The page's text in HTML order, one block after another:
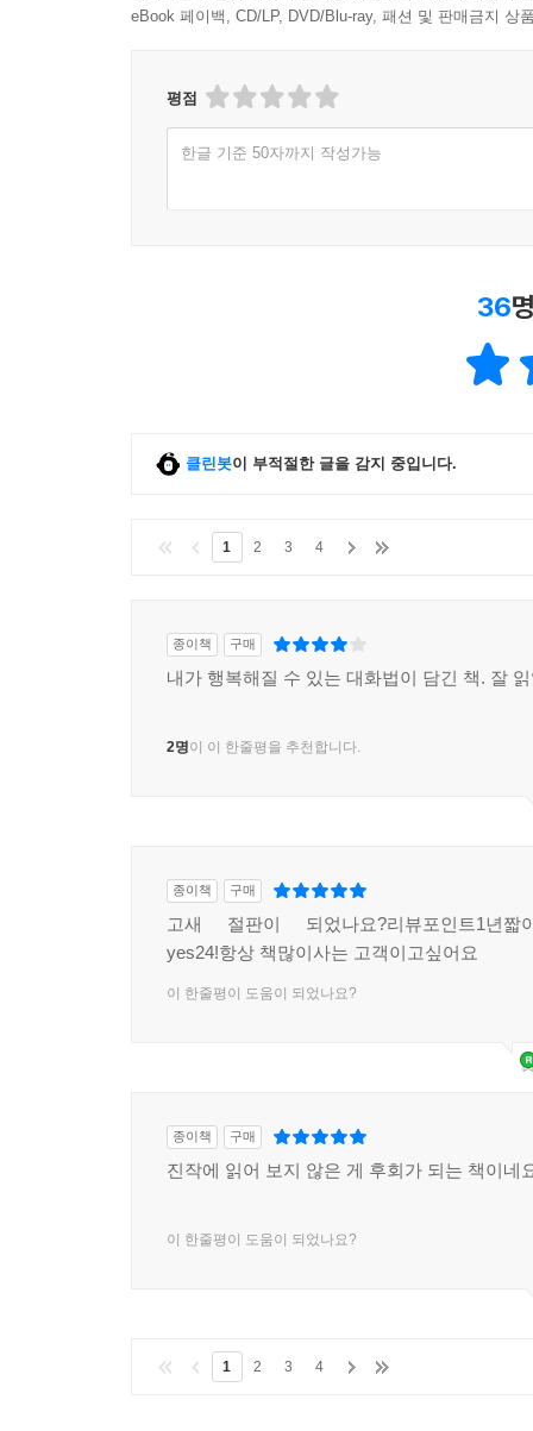
eBook 페이백, CD/LP, DVD/Blu-ray, 패션 및 판매금지 상
평점
한글 기준 50자까지 작성가능
36
클린봇이 부적절한 글을 감지 중입니다.
1 2 3 4
종이책 구매
내가 행복해질 수 있는 대화법이 담긴 책. 잘
2명이 이 한줄평을 추천합니다.
종이책 구매
고새 절판이 되었나요?리뷰포인트1년짧
yes24!항상 책많이사는 고객이고싶어요
이 한줄평이 도움이 되었나요?
종이책 구매
진작에 읽어 보지 않은 게 후회가 되는 책이네
이 한줄평이 도움이 되었나요?
1 2 3 4